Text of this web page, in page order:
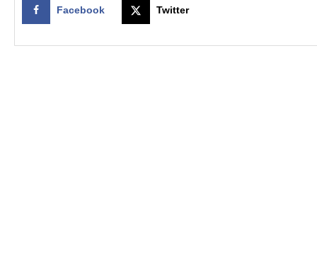
Facebook Twitter